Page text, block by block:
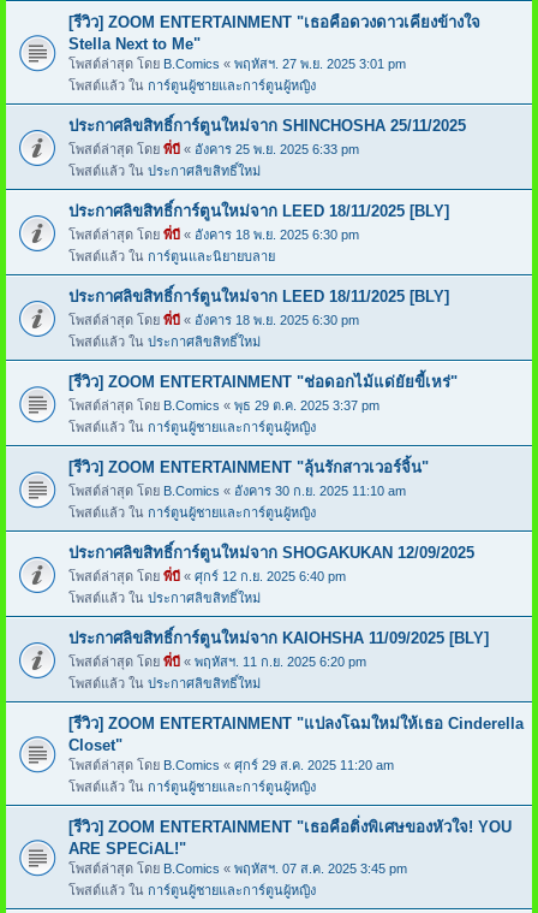
[รีวิว] ZOOM ENTERTAINMENT "เธอคือดวงดาวเคียงข้างใจ
Stella Next to Me"
โพสต์ล่าสุด โดย B.Comics « พฤหัสฯ. 27 พ.ย. 2025 3:01 pm
โพสต์แล้ว ใน การ์ตูนผู้ชายและการ์ตูนผู้หญิง
ประกาศลิขสิทธิ์การ์ตูนใหม่จาก SHINCHOSHA 25/11/2025
โพสต์ล่าสุด โดย พี่บี « อังคาร 25 พ.ย. 2025 6:33 pm
โพสต์แล้ว ใน ประกาศลิขสิทธิ์ใหม่
ประกาศลิขสิทธิ์การ์ตูนใหม่จาก LEED 18/11/2025 [BLY]
โพสต์ล่าสุด โดย พี่บี « อังคาร 18 พ.ย. 2025 6:30 pm
โพสต์แล้ว ใน การ์ตูนและนิยายบลาย
ประกาศลิขสิทธิ์การ์ตูนใหม่จาก LEED 18/11/2025 [BLY]
โพสต์ล่าสุด โดย พี่บี « อังคาร 18 พ.ย. 2025 6:30 pm
โพสต์แล้ว ใน ประกาศลิขสิทธิ์ใหม่
[รีวิว] ZOOM ENTERTAINMENT "ช่อดอกไม้แด่ยัยขี้เหร่"
โพสต์ล่าสุด โดย B.Comics « พุธ 29 ต.ค. 2025 3:37 pm
โพสต์แล้ว ใน การ์ตูนผู้ชายและการ์ตูนผู้หญิง
[รีวิว] ZOOM ENTERTAINMENT "ลุ้นรักสาวเวอร์จิ้น"
โพสต์ล่าสุด โดย B.Comics « อังคาร 30 ก.ย. 2025 11:10 am
โพสต์แล้ว ใน การ์ตูนผู้ชายและการ์ตูนผู้หญิง
ประกาศลิขสิทธิ์การ์ตูนใหม่จาก SHOGAKUKAN 12/09/2025
โพสต์ล่าสุด โดย พี่บี « ศุกร์ 12 ก.ย. 2025 6:40 pm
โพสต์แล้ว ใน ประกาศลิขสิทธิ์ใหม่
ประกาศลิขสิทธิ์การ์ตูนใหม่จาก KAIOHSHA 11/09/2025 [BLY]
โพสต์ล่าสุด โดย พี่บี « พฤหัสฯ. 11 ก.ย. 2025 6:20 pm
โพสต์แล้ว ใน ประกาศลิขสิทธิ์ใหม่
[รีวิว] ZOOM ENTERTAINMENT "แปลงโฉมใหม่ให้เธอ Cinderella
Closet"
โพสต์ล่าสุด โดย B.Comics « ศุกร์ 29 ส.ค. 2025 11:20 am
โพสต์แล้ว ใน การ์ตูนผู้ชายและการ์ตูนผู้หญิง
[รีวิว] ZOOM ENTERTAINMENT "เธอคือติ่งพิเศษของหัวใจ! YOU
ARE SPECiAL!"
โพสต์ล่าสุด โดย B.Comics « พฤหัสฯ. 07 ส.ค. 2025 3:45 pm
โพสต์แล้ว ใน การ์ตูนผู้ชายและการ์ตูนผู้หญิง